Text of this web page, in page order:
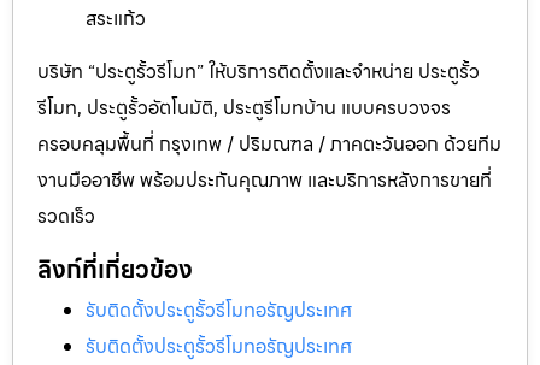
สระแก้ว
บริษัท “ประตูรั้วรีโมท” ให้บริการติดตั้งและจำหน่าย ประตูรั้ว
รีโมท, ประตูรั้วอัตโนมัติ, ประตูรีโมทบ้าน แบบครบวงจร
ครอบคลุมพื้นที่ กรุงเทพ / ปริมณฑล / ภาคตะวันออก ด้วยทีม
งานมืออาชีพ พร้อมประกันคุณภาพ และบริการหลังการขายที่
รวดเร็ว
ลิงก์ที่เกี่ยวข้อง
รับติดตั้งประตูรั้วรีโมทอรัญประเทศ
รับติดตั้งประตูรั้วรีโมทอรัญประเทศ